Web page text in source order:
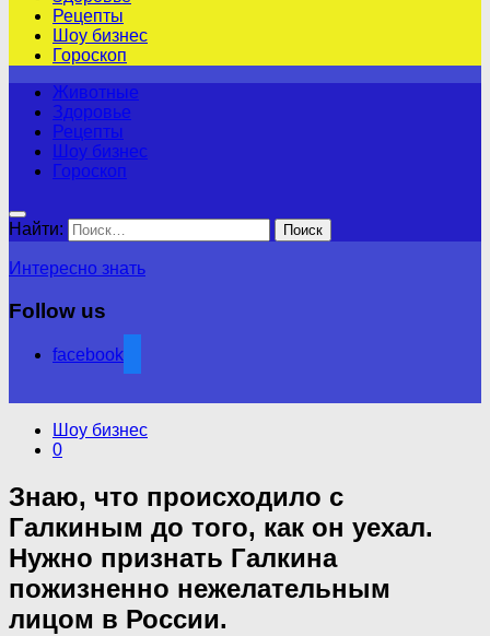
Рецепты
Шоу бизнес
Гороскоп
Животные
Здоровье
Рецепты
Шоу бизнес
Гороскоп
Найти:
Интересно знать
Follow us
facebook
Шоу бизнес
0
Знаю, что происходило с
Галкиным до того, как он уехал.
Нужно признать Галкина
пожизненно нежелательным
лицом в России.